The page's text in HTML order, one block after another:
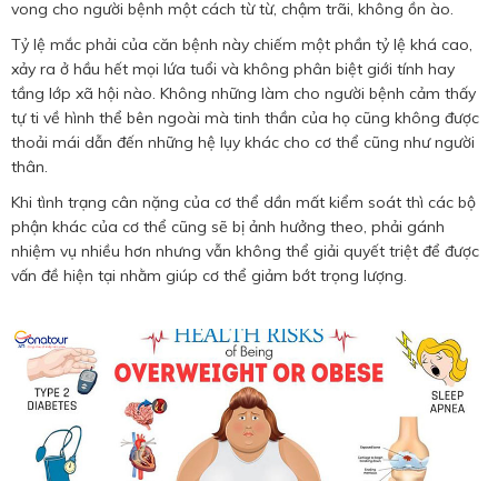
vong cho người bệnh một cách từ từ, chậm trãi, không ồn ào.
Tỷ lệ mắc phải của căn bệnh này chiếm một phần tỷ lệ khá cao,
xảy ra ở hầu hết mọi lứa tuổi và không phân biệt giới tính hay
tầng lớp xã hội nào. Không những làm cho người bệnh cảm thấy
tự ti về hình thể bên ngoài mà tinh thần của họ cũng không được
thoải mái dẫn đến những hệ lụy khác cho cơ thể cũng như người
thân.
Khi tình trạng cân nặng của cơ thể dần mất kiểm soát thì các bộ
phận khác của cơ thể cũng sẽ bị ảnh hưởng theo, phải gánh
nhiệm vụ nhiều hơn nhưng vẫn không thể giải quyết triệt để được
vấn đề hiện tại nhằm giúp cơ thể giảm bớt trọng lượng.